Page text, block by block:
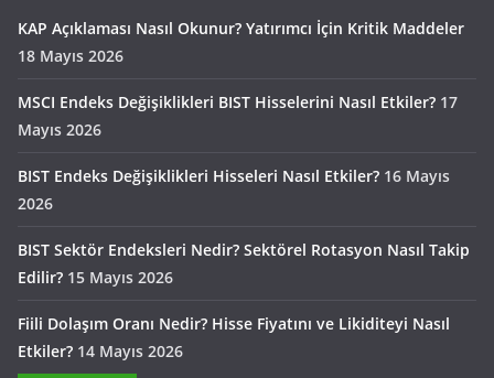
KAP Açıklaması Nasıl Okunur? Yatırımcı İçin Kritik Maddeler
18 Mayıs 2026
MSCI Endeks Değişiklikleri BIST Hisselerini Nasıl Etkiler? 17
Mayıs 2026
BIST Endeks Değişiklikleri Hisseleri Nasıl Etkiler? 16 Mayıs
2026
BIST Sektör Endeksleri Nedir? Sektörel Rotasyon Nasıl Takip
Edilir? 15 Mayıs 2026
Fiili Dolaşım Oranı Nedir? Hisse Fiyatını ve Likiditeyi Nasıl
Etkiler? 14 Mayıs 2026